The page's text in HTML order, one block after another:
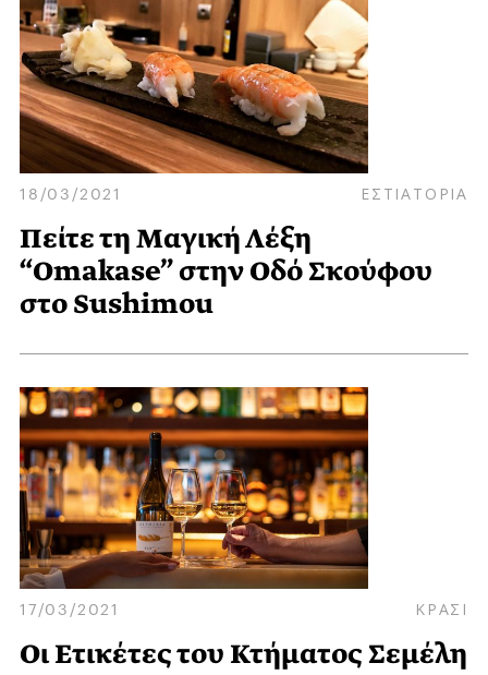
18/03/2021 ΕΣΤΙΑΤΟΡΙΑ
Πείτε τη Μαγική Λέξη
“Omakase” στην Οδό Σκούφου
στο Sushimou
17/03/2021 ΚΡΑΣΙ
Οι Eτικέτες του Κτήματος Σεμέλη